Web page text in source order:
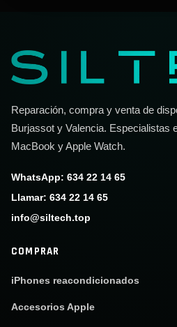
Reparación, compra y venta de
Burjassot y Valencia. Especialistas
MacBook y Apple Watch.
WhatsApp: 634 22 14 65
Llamar: 634 22 14 65
info@siltech.top
COMPRAR
iPhones reacondicionados
Accesorios Apple